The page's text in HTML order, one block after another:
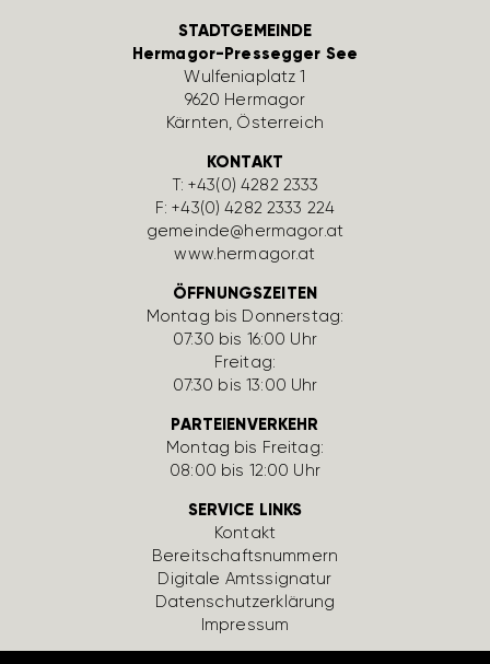
STADTGEMEINDE
Hermagor-Pressegger See
Wulfe­nia­platz 1
9620 Hermagor
Kärnten, Öster­reich
KONTAKT
T:+43(0) 4282 2333
F: +43(0) 4282 2333 224
gemeinde@hermagor.at
www.hermagor.at
ÖFFNUNGSZEITEN
Montag bis Donnerstag:
07:30 bis 16:00 Uhr
Freitag:
07:30 bis 13:00 Uhr
PARTEIENVERKEHR
Montag bis Freitag:
08:00 bis 12:00 Uhr
SERVICE LINKS
Kontakt
Bereit­schafts­num­mern
Digi­tale Amts­si­gnatur
Daten­schutz­er­klä­rung
Impressum